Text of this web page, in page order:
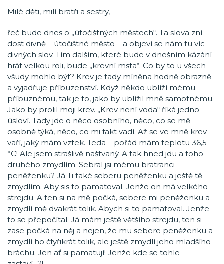
Milé děti, milí bratři a sestry,
řeč bude dnes o „útočištných městech“. Ta slova zní
dost divně – útočištné město – a objeví se nám tu víc
divných slov. Tím dalším, které bude v dnešním kázání
hrát velkou roli, bude „krevní msta“. Co by to u všech
všudy mohlo být? Krev je tady míněna hodně obrazně
a vyjadřuje příbuzenství. Když někdo ublíží mému
příbuznému, tak je to, jako by ublížil mně samotnému.
Jako by prolil moji krev. „Krev není voda“ říká jedno
úsloví. Tady jde o něco osobního, něco, co se mě
osobně týká, něco, co mi fakt vadí. Až se ve mně krev
vaří, jaký mám vztek. Teda – pořád mám teplotu 36,5
°C! Ale jsem strašlivě naštvaný. A tak hned jdu a toho
druhého zmydlím. Sebral jsi mému bratranci
peněženku? Já Ti také seberu peněženku a ještě tě
zmydlím. Aby sis to pamatoval. Jenže on má velkého
strejdu. A ten si na mě počká, sebere mi peněženku a
zmydlí mě dvakrát tolik. Abych si to pamatoval. Jenže
to se přepočítal. Já mám ještě většího strejdu, ten si
zase počká na něj a nejen, že mu sebere peněženku a
zmydlí ho čtyřikrát tolik, ale ještě zmydlí jeho mladšího
bráchu. Jen ať si pamatují! Jenže kde se tohle